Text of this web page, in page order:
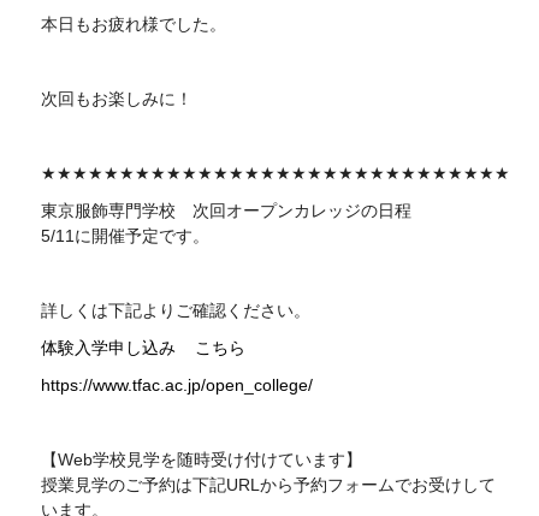
本日もお疲れ様でした。
次回もお楽しみに！
★★★★★★★★★★★★★★★★★★★★★★★★★★★★★★
東京服飾専門学校 次回 オープンカレッジの日程
5/11に開催予定です。
詳しくは下記よりご確認ください。
体験入学申し込み
こちら
https://www.tfac.ac.jp/open_college/
【Web学校見学を随時受け付けています】
授業見学のご予約は下記URL から予約フォームでお受けして
います。